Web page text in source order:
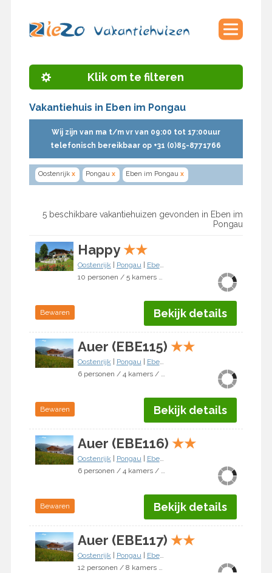
Klik om te filteren
Vakantiehuis in Eben im Pongau
Wij zijn van ma t/m vr van 09:00 tot 17:00uur
telefonisch bereikbaar op +31 (0)85-8771766
Oostenrijk x Pongau x Eben im Pongau x
5 beschikbare vakantiehuizen gevonden in Eben im
Pongau
Happy ★★
Oostenrijk Pongau
Eben im Pongau
10 personen / 5 kamers / 4 slaapkamers
Bewaren Bekijk details
Auer (EBE115) ★★
Oostenrijk Pongau
Eben im Pongau
6 personen / 4 kamers / 3 slaapkamers
Bewaren Bekijk details
Auer (EBE116) ★★
Oostenrijk Pongau
Eben im Pongau
6 personen / 4 kamers / 3 slaapkamers
Bewaren Bekijk details
Auer (EBE117) ★★
Oostenrijk Pongau
Eben im Pongau
12 personen / 8 kamers / 6 slaapkamers